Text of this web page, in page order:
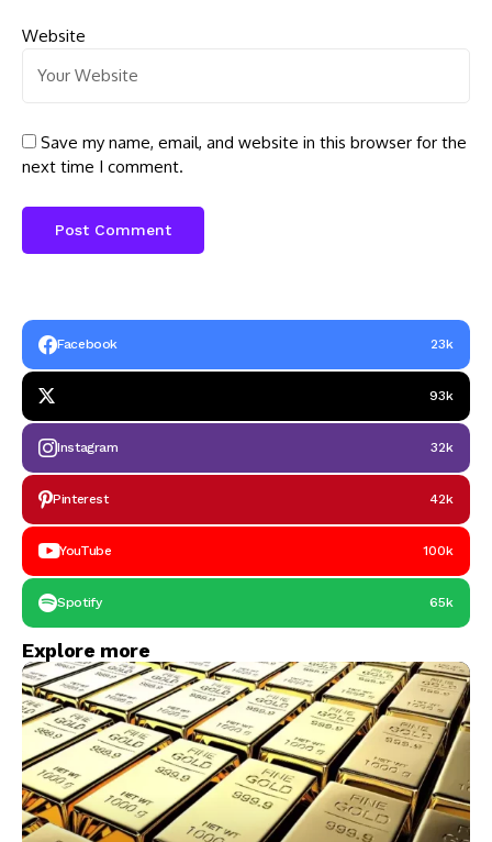
Website
Save my name, email, and website in this browser for the
next time I comment.
Facebook 23k
93k
Instagram 32k
Pinterest 42k
YouTube 100k
Spotify 65k
Explore more